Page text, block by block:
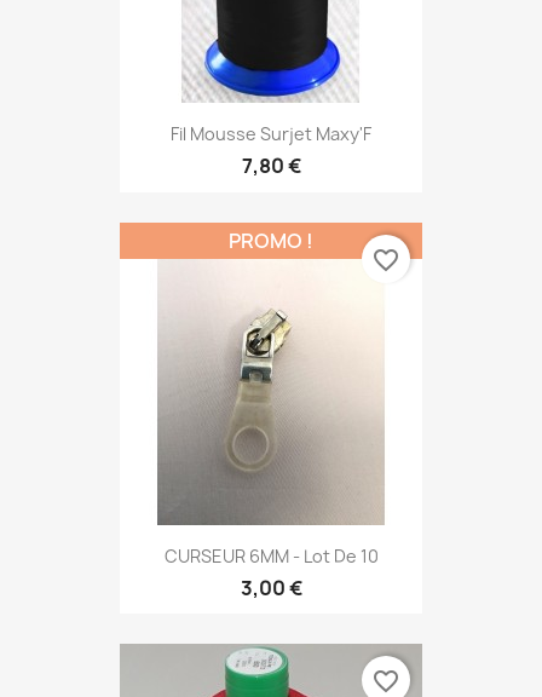
Fil Mousse Surjet Maxy'F
7,80 €
CURSEUR 6MM - Lot De 10
3,00 €
PROMO !
favorite_border
favorite_border